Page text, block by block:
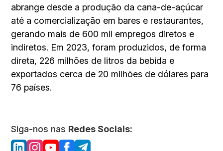
abrange desde a produção da cana-de-açúcar
até a comercialização em bares e restaurantes,
gerando mais de 600 mil empregos diretos e
indiretos. Em 2023, foram produzidos, de forma
direta, 226 milhões de litros da bebida e
exportados cerca de 20 milhões de dólares para
76 países.
Siga-nos nas Redes Sociais: